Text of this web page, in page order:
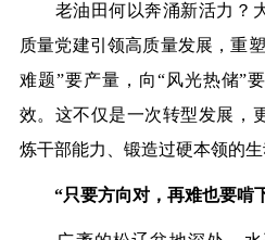
老油田何以奔涌新活力？大
质量党建引领高质量发展，重
难题”要产量，向“风光热储”
效。这不仅是一次转型发展，
炼干部能力、锻造过硬本领的生
“只要方向对，再难也要啃